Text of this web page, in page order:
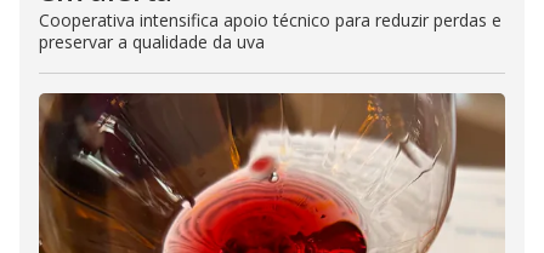
Cooperativa intensifica apoio técnico para reduzir perdas e
preservar a qualidade da uva